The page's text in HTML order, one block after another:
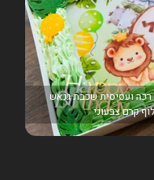
רכה ועסיסית שכבת גנאש
קרם צבעוני